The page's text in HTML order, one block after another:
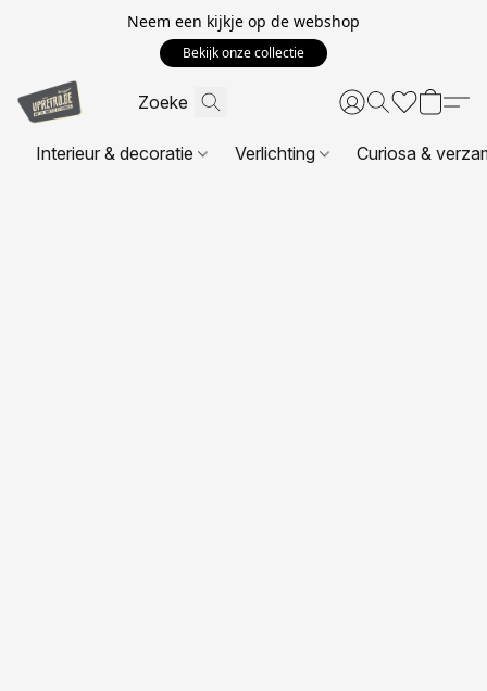
Neem een kijkje op de webshop
Bekijk onze collectie
Interieur & decoratie Verlichting Curiosa &